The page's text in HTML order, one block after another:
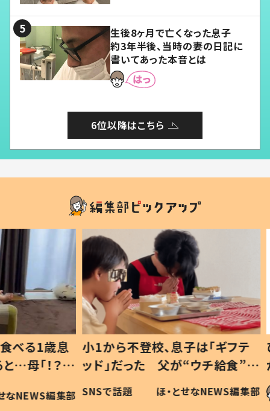
生後8ヶ月で亡くなった息子
約3年半後、当時の妻の日記に
書いてあった本音とは
6位以降はこちら
歳息
？」
編集部
小1から不登校、息子は「ギフテ
ッド」だった 父が“ウチ給食”を
作り続ける理由とは #令和の親
#令和の子
SNSで話題 ほ・とせなNEWS編集部
ひ孫
が、抱
「涙が
い」